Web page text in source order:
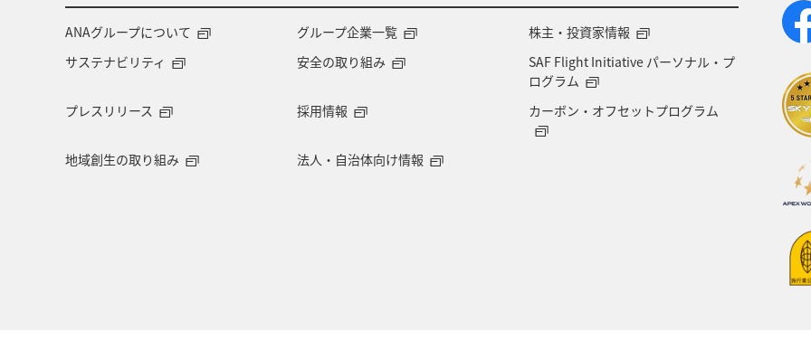
ANAグループについて グループ企業一覧
株主・投資家情報
サステナビリティ
安全の取り組み
SAF Flight Initiative パーソナル・プ
ログラム
プレスリリース
採用情報 カーボン・オフセットプログラム
地域創生の取り組み 法人・自治体向け情報